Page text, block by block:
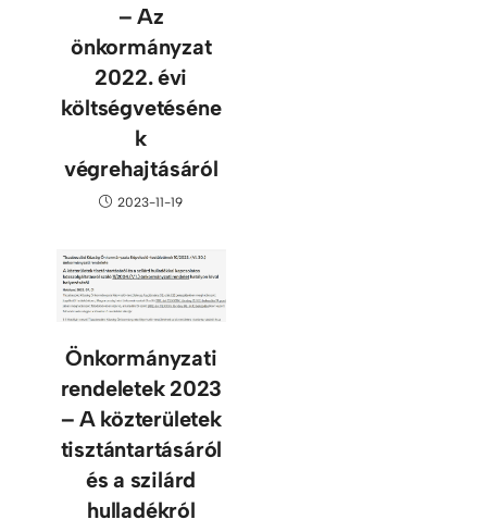
– Az
önkormányzat
2022. évi
költségvetéséne
k
végrehajtásáról
2023-11-19
Önkormányzati
rendeletek 2023
– A közterületek
tisztántartásáról
és a szilárd
hulladékról